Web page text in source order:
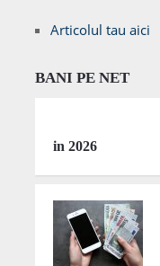
Articolul tau aici
BANI PE NET
in 2026